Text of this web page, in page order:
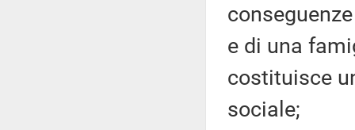
e di una
costituisce
sociale;